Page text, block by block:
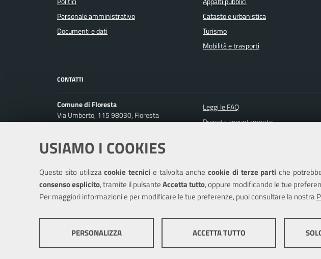
USIAMO I COOKIES
Questo sito utilizzacookie tecnici e talvolta anchecookie di terze parti che
consenso esplicito, tramite il pulsanteAccetta tutto, oppure modificando le tue
Per maggiori informazioni e per modificare le tue preferenze, puoi consultare la nostra
COOKIE TECNICI
PERSONALIZZA ACCETTA TUTTO
Personale amministrativo
Documenti e dati
Catasto e urbanistica
Turismo
Mobilità e trasporti
CONTATTI
Comune di Floresta
Via Umberto, 115 98030, Floresta
Ufficio Relazioni con il Pubblico
comunedifloresta@pec.it
Centralino unico: (+39) 0941662036
Leggi le FAQ
Prenota appuntamento